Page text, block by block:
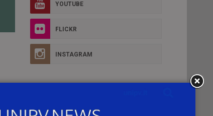
YOUTUBE
FLICKR
INSTAGRAM